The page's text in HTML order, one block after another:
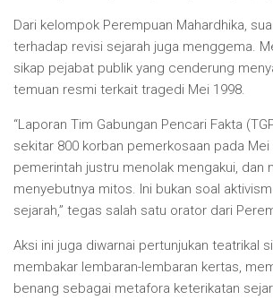
Dari kelompok Perempuan Mahardhika,
terhadap revisi sejarah juga menggema.
sikap pejabat publik yang cenderung
temuan resmi terkait tragedi Mei 1998.
“Laporan Tim Gabungan Pencari Fakta
sekitar 800 korban pemerkosaan pada Mei
pemerintah justru menolak mengakui, dan
menyebutnya mitos. Ini bukan soal
sejarah,” tegas salah satu orator dari
Aksi ini juga diwarnai pertunjukan teatrikal
membakar lembaran-lembaran kertas,
benang sebagai metafora keterikatan